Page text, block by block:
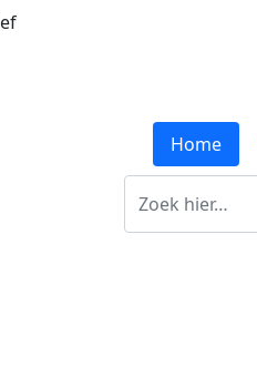
Home